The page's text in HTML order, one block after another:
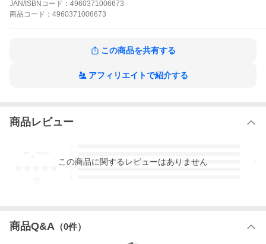
・レンズフィルターをご購入の方はこちら
■「寄って撮る」をとことん楽しむ、並外れた近接撮影能力
■静音DCモーター「OSD（Optimized Silent Drive）」を採用
■快適な撮影をサポートする簡易防滴構造・防汚コート
●最大撮影倍率：1:2
●絞り羽根：7枚（円形絞り）
JAN/ISBNコード： 4960371006673
商品 コード： 4960371006673
この商品を共有する
アフィリエイトで紹介する
商品レビュー
3
この商品に関するレビューはありません
商品Q&A （0件）